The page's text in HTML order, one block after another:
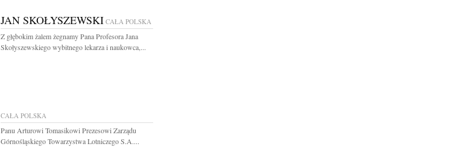
JAN SKOŁYSZEWSKI CAŁA POLSKA
Z głębokim żalem żegnamy Pana Profesora Jana
Skołyszewskiego wybitnego lekarza i naukowca,...
CAŁA POLSKA
Panu Arturowi Tomasikowi Prezesowi Zarządu
Górnośląskiego Towarzystwa Lotniczego S.A....